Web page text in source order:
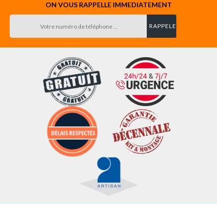
ON VOUS RAPPELLE IMMEDIATEMENT